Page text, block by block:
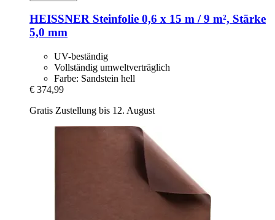
HEISSNER Steinfolie 0,6 x 15 m / 9 m², Stärke
5,0 mm
UV-beständig
Vollständig umweltverträglich
Farbe: Sandstein hell
€ 374,99
Gratis Zustellung bis 12. August